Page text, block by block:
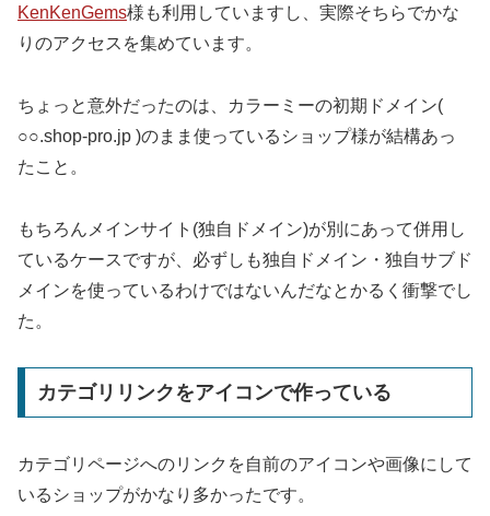
KenKenGems様も利用していますし、実際そちらでかな
りのアクセスを集めています。
ちょっと意外だったのは、カラーミーの初期ドメイン(
○○.shop-pro.jp )のまま使っているショップ様が結構あっ
たこと。
もちろんメインサイト(独自ドメイン)が別にあって併用し
ているケースですが、必ずしも独自ドメイン・独自サブド
メインを使っているわけではないんだなとかるく衝撃でし
た。
カテゴリリンクをアイコンで作っている
カテゴリページへのリンクを自前のアイコンや画像にして
いるショップがかなり多かったです。